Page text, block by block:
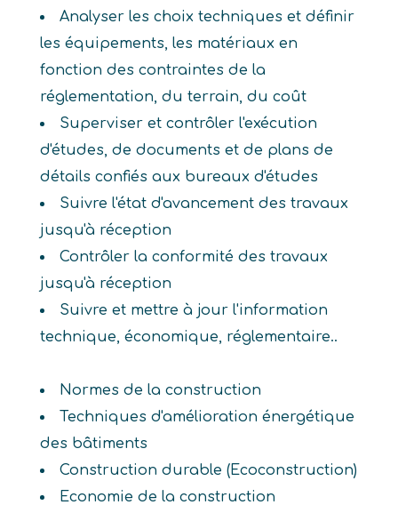
Analyser les choix techniques et définir
les équipements, les matériaux en
fonction des contraintes de la
réglementation, du terrain, du coût
Superviser et contrôler l'exécution
d'études, de documents et de plans de
détails confiés aux bureaux d'études
Suivre l'état d'avancement des travaux
jusqu'à réception
Contrôler la conformité des travaux
jusqu'à réception
Suivre et mettre à jour l'information
technique, économique, réglementaire..
Normes de la construction
Techniques d'amélioration énergétique
des bâtiments
Construction durable (Ecoconstruction)
Economie de la construction